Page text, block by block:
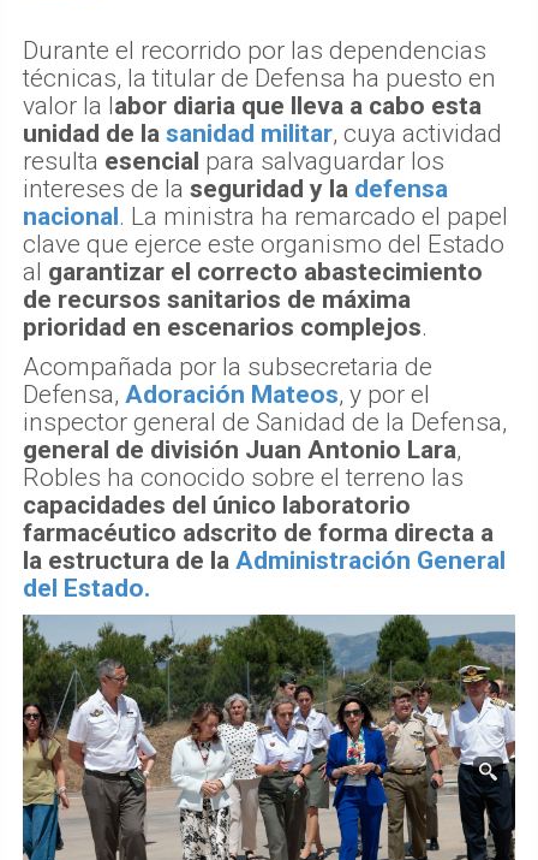
Durante el recorrido por las dependencias
técnicas, la titular de Defensa ha puesto en
valor la l abor diaria que lleva a cabo esta
unidad de la sanidad militar, cuya actividad
resulta esencial para salvaguardar los
intereses de la seguridad y la defensa
nacional . La ministra ha remarcado el papel
clave que ejerce este organismo del Estado
al garantizar el correcto abastecimiento
de recursos sanitarios de máxima
prioridad en escenarios complejos.
Acompañada por la subsecretaria de
Defensa, Adoración Mateos, y por el
inspector general de Sanidad de la Defensa,
general de división Juan Antonio Lara,
Robles ha conocido sobre el terreno las
capacidades del único laboratorio
farmacéutico adscrito de forma directa a
la estructura de la Administración General
del Estado.